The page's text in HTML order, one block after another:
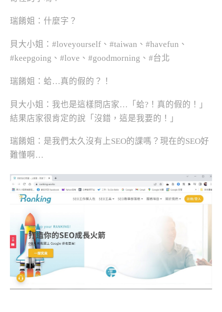
瑞餚姐：什麼字？
貝大小姐：#loveyourself、#taiwan、#havefun、
#keepgoing、#love、#goodmorning、#台北
瑞餚姐：蛤…真的假的？！
貝大小姐：我也是這樣問店家…「蛤?！真的假的！」
結果店家很肯定的說「沒錯，這是我要的！」
瑞餚姐：是我們太久沒有上SEO的課嗎？現在的SEO好
難懂啊…